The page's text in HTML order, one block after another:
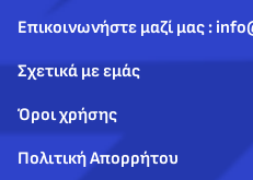
Επικοινωνήστε μαζί μας :
Σχετικά με εμάς
Όροι χρήσης
Πολιτική Απορρήτου